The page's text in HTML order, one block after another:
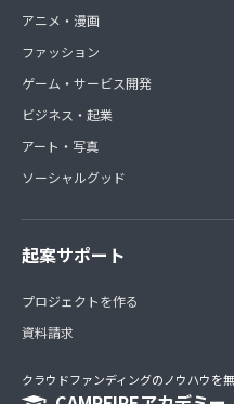
アニメ・漫画
ファッション
ゲーム・サービス開発
ビジネス・起業
アート・写真
ソーシャルグッド
起案サポート
プロジェクトを作る
資料請求
クラウドファンディングのノウハウを